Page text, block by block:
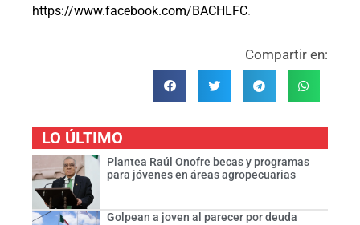
https://www.facebook.com/BACHLFC.
Compartir en:
LO ÚLTIMO
Plantea Raúl Onofre becas y programas
para jóvenes en áreas agropecuarias
Golpean a joven al parecer por deuda